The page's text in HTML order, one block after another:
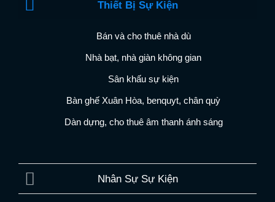
Thiết Bị Sự Kiện
Bán và cho thuê nhà dù
Nhà bạt, nhà giàn không gian
Sân khấu sự kiện
Bàn ghế Xuân Hòa, benquyt, chân quỳ
Dàn dựng, cho thuê âm thanh ánh sáng
Nhân Sự Sự Kiện